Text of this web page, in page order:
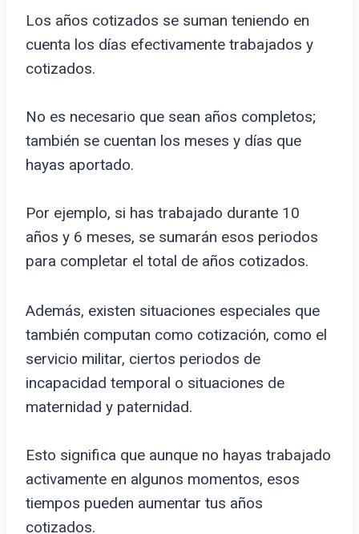
Los años cotizados se suman teniendo en
cuenta los días efectivamente trabajados y
cotizados.
No es necesario que sean años completos;
también se cuentan los meses y días que
hayas aportado.
Por ejemplo, si has trabajado durante 10
años y 6 meses, se sumarán esos periodos
para completar el total de años cotizados.
Además, existen situaciones especiales que
también computan como cotización, como el
servicio militar, ciertos periodos de
incapacidad temporal o situaciones de
maternidad y paternidad.
Esto significa que aunque no hayas trabajado
activamente en algunos momentos, esos
tiempos pueden aumentar tus años
cotizados.